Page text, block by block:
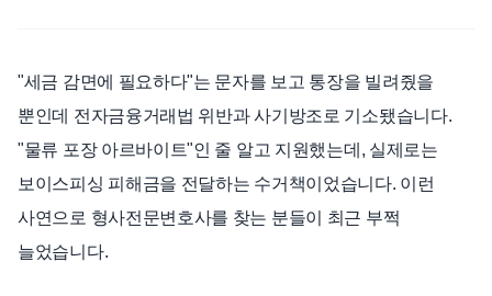
"세금 감면에 필요하다"는 문자를 보고 통장을 빌려줬을
뿐인데 전자금융거래법 위반과 사기방조로 기소됐습니다.
"물류 포장 아르바이트"인 줄 알고 지원했는데, 실제로는
보이스피싱 피해금을 전달하는 수거책이었습니다. 이런
사연으로 형사전문변호사를 찾는 분들이 최근 부쩍
늘었습니다.